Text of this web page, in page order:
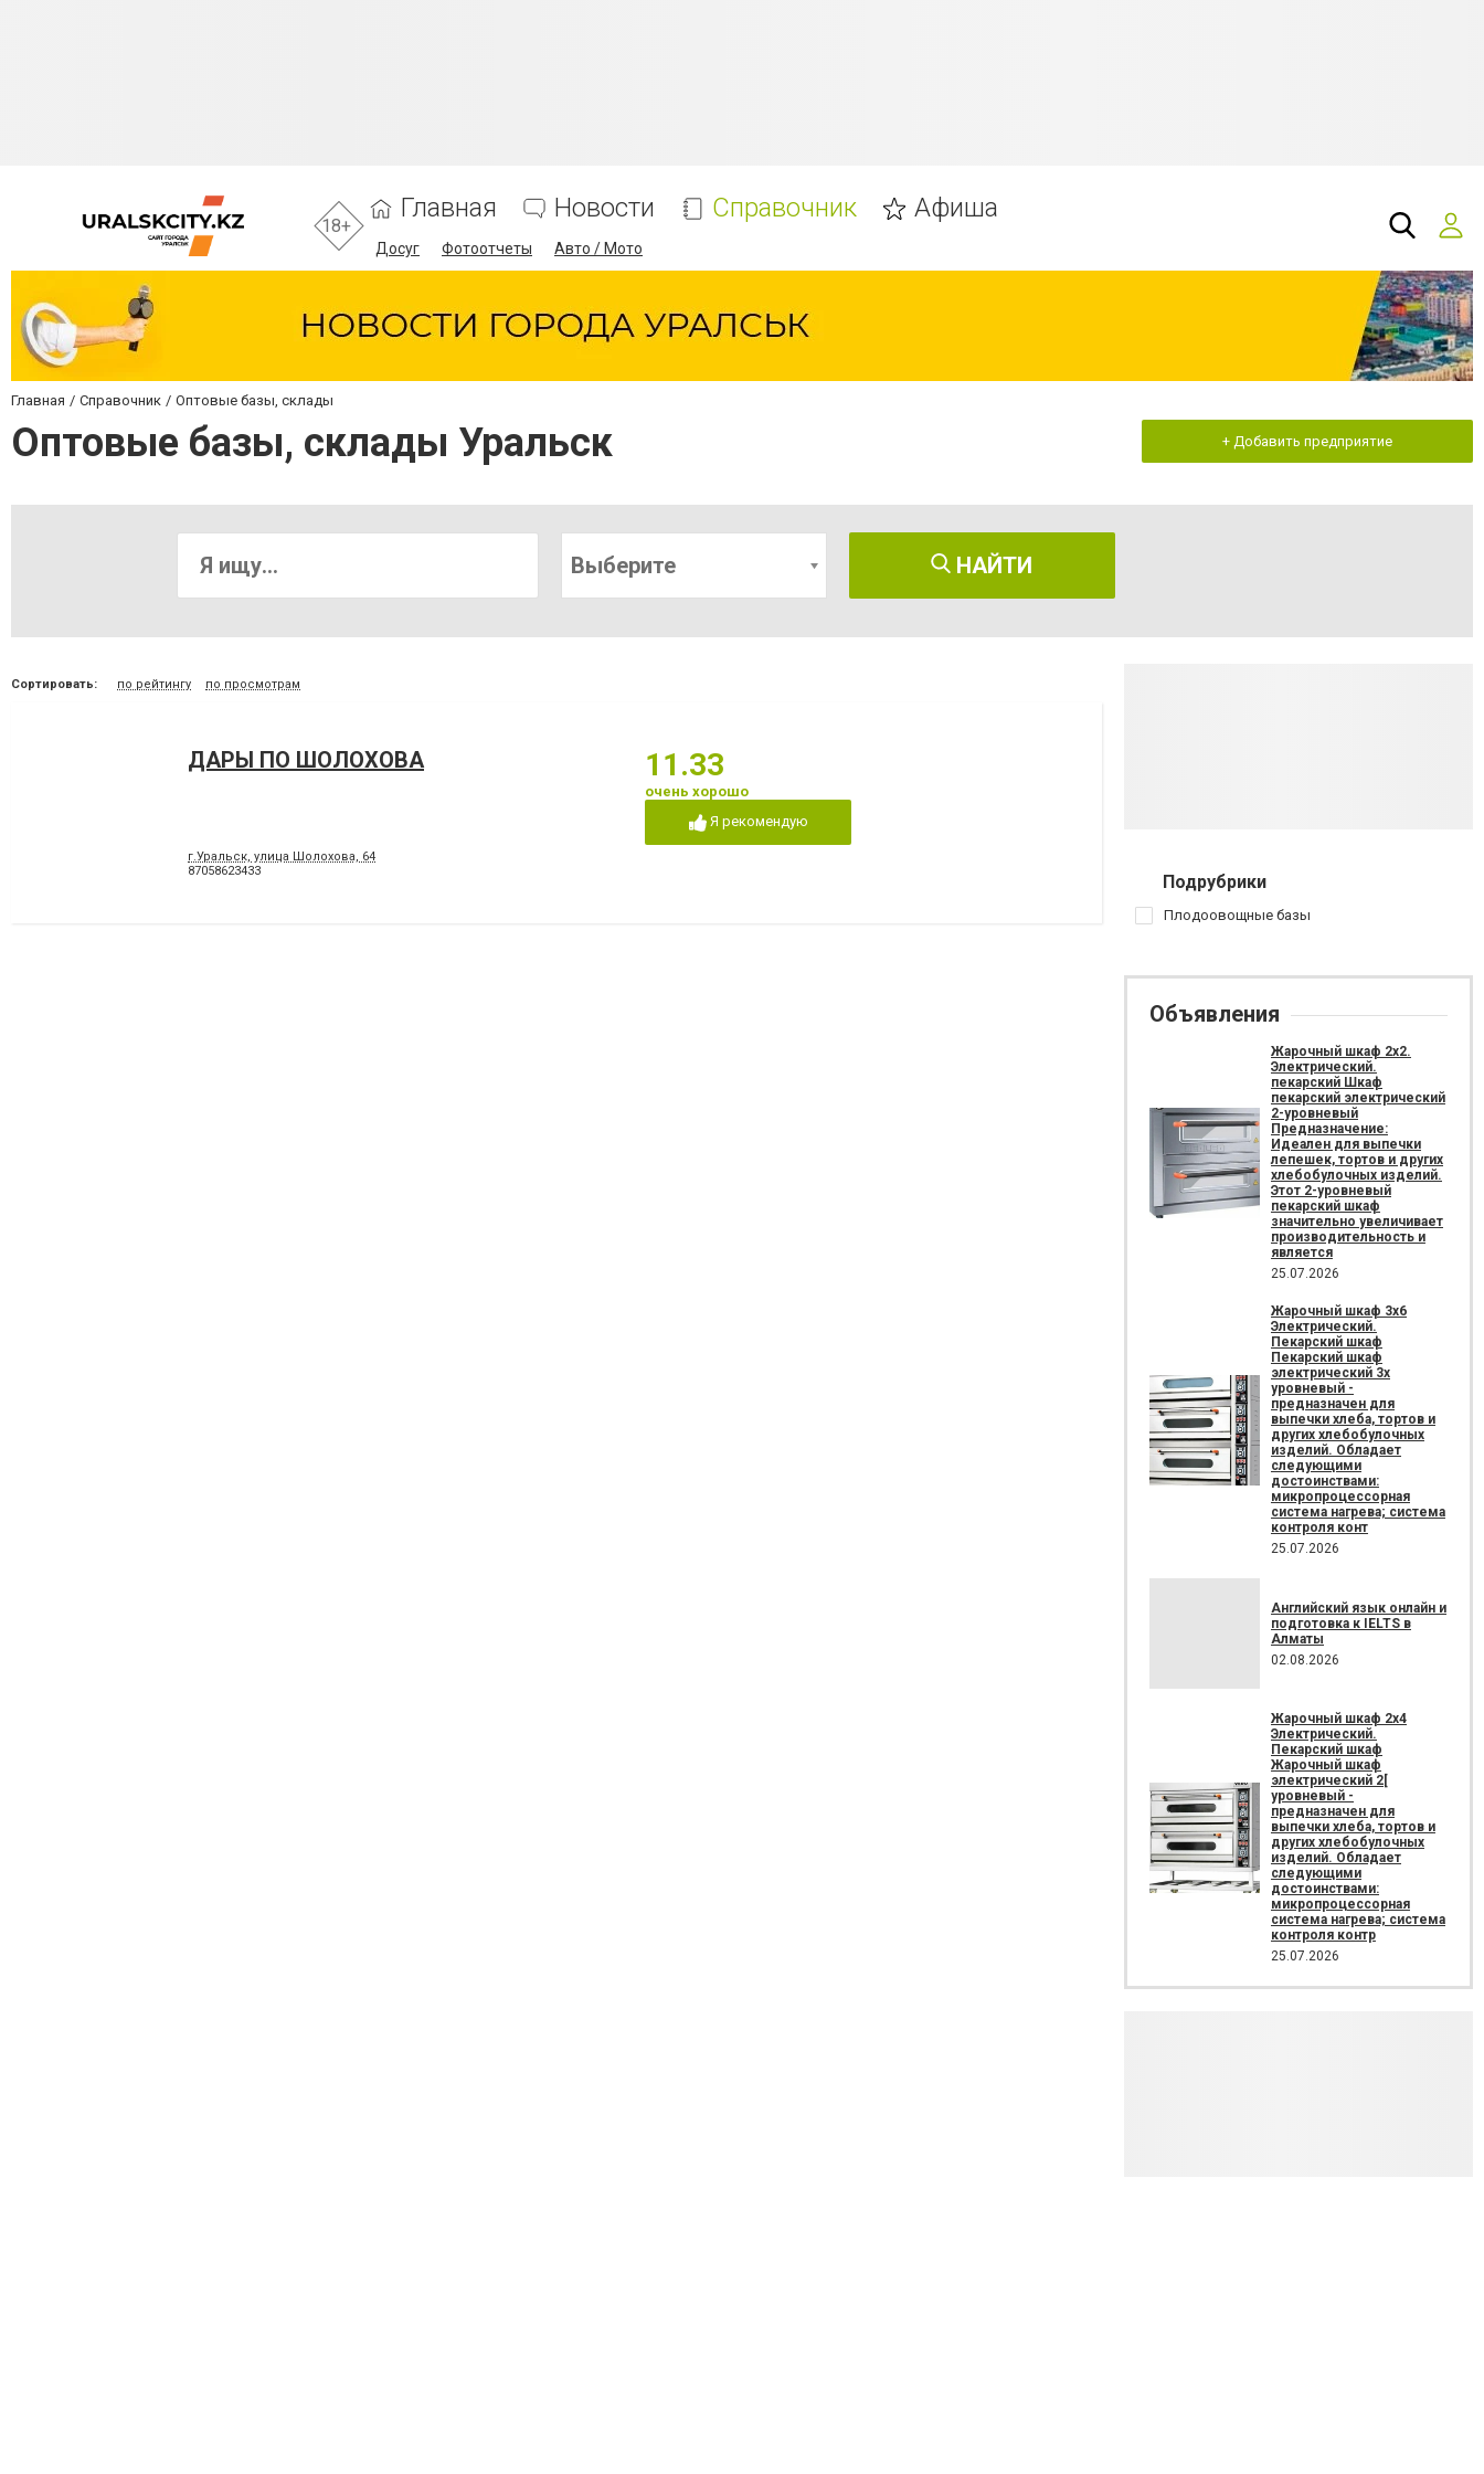
18+
Главная Новости Справочник Афиша
Досуг Фотоотчеты Авто / Мото
Главная Справочник Оптовые базы, склады
Оптовые базы, склады Уральск + Добавить предприятие
Выберите НАЙТИ
Сортировать: по рейтингу по просмотрам
ДАРЫ ПО ШОЛОХОВА
г.Уральск, улица Шолохова, 64
87058623433
11.33
очень хорошо
Я рекомендую
Подрубрики
Плодоовощные базы
Объявления
Жарочный шкаф 2х2.
Электрический.
пекарский Шкаф
пекарский электрический
2-уровневый
Предназначение:
Идеален для выпечки
лепешек, тортов и других
хлебобулочных изделий.
Этот 2-уровневый
пекарский шкаф
значительно увеличивает
производительность и
является
25.07.2026
Жарочный шкаф 3х6
Электрический.
Пекарский шкаф
Пекарский шкаф
электрический 3х
уровневый -
предназначен для
выпечки хлеба, тортов и
других хлебобулочных
изделий. Обладает
следующими
достоинствами:
микропроцессорная
система нагрева; система
контроля конт
25.07.2026
Английский язык онлайн и
подготовка к IELTS в
Алматы
02.08.2026
Жарочный шкаф 2х4
Электрический.
Пекарский шкаф
Жарочный шкаф
электрический 2[
уровневый -
предназначен для
выпечки хлеба, тортов и
других хлебобулочных
изделий. Обладает
следующими
достоинствами:
микропроцессорная
система нагрева; система
контроля контр
25.07.2026